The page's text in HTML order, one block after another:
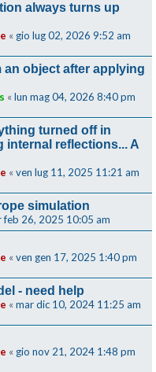
always turns up
« gio lug 02, 2026 9:52 am
an object after applying
« lun mag 04, 2026 8:40 pm
turned off in
internal reflections... A
« ven lug 11, 2025 11:21 am
simulation
feb 26, 2025 10:05 am
« ven gen 17, 2025 1:40 pm
- need help
« mar dic 10, 2024 11:25 am
« gio nov 21, 2024 1:48 pm